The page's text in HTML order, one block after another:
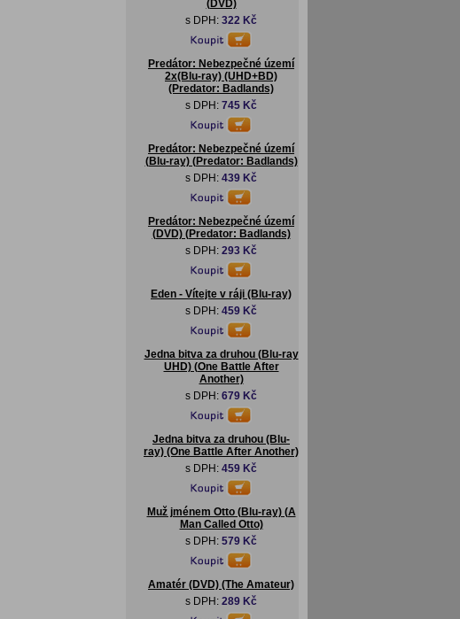
(DVD)
s DPH: 322 Kč
Predátor: Nebezpečné území
2x(Blu-ray) (UHD+BD)
(Predator: Badlands)
s DPH: 745 Kč
Predátor: Nebezpečné území
(Blu-ray) (Predator: Badlands)
s DPH: 439 Kč
Predátor: Nebezpečné území
(DVD) (Predator: Badlands)
s DPH: 293 Kč
Eden - Vítejte v ráji (Blu-ray)
s DPH: 459 Kč
Jedna bitva za druhou (Blu-ray
UHD) (One Battle After
Another)
s DPH: 679 Kč
Jedna bitva za druhou (Blu-
ray) (One Battle After Another)
s DPH: 459 Kč
Muž jménem Otto (Blu-ray) (A
Man Called Otto)
s DPH: 579 Kč
Amatér (DVD) (The Amateur)
s DPH: 289 Kč